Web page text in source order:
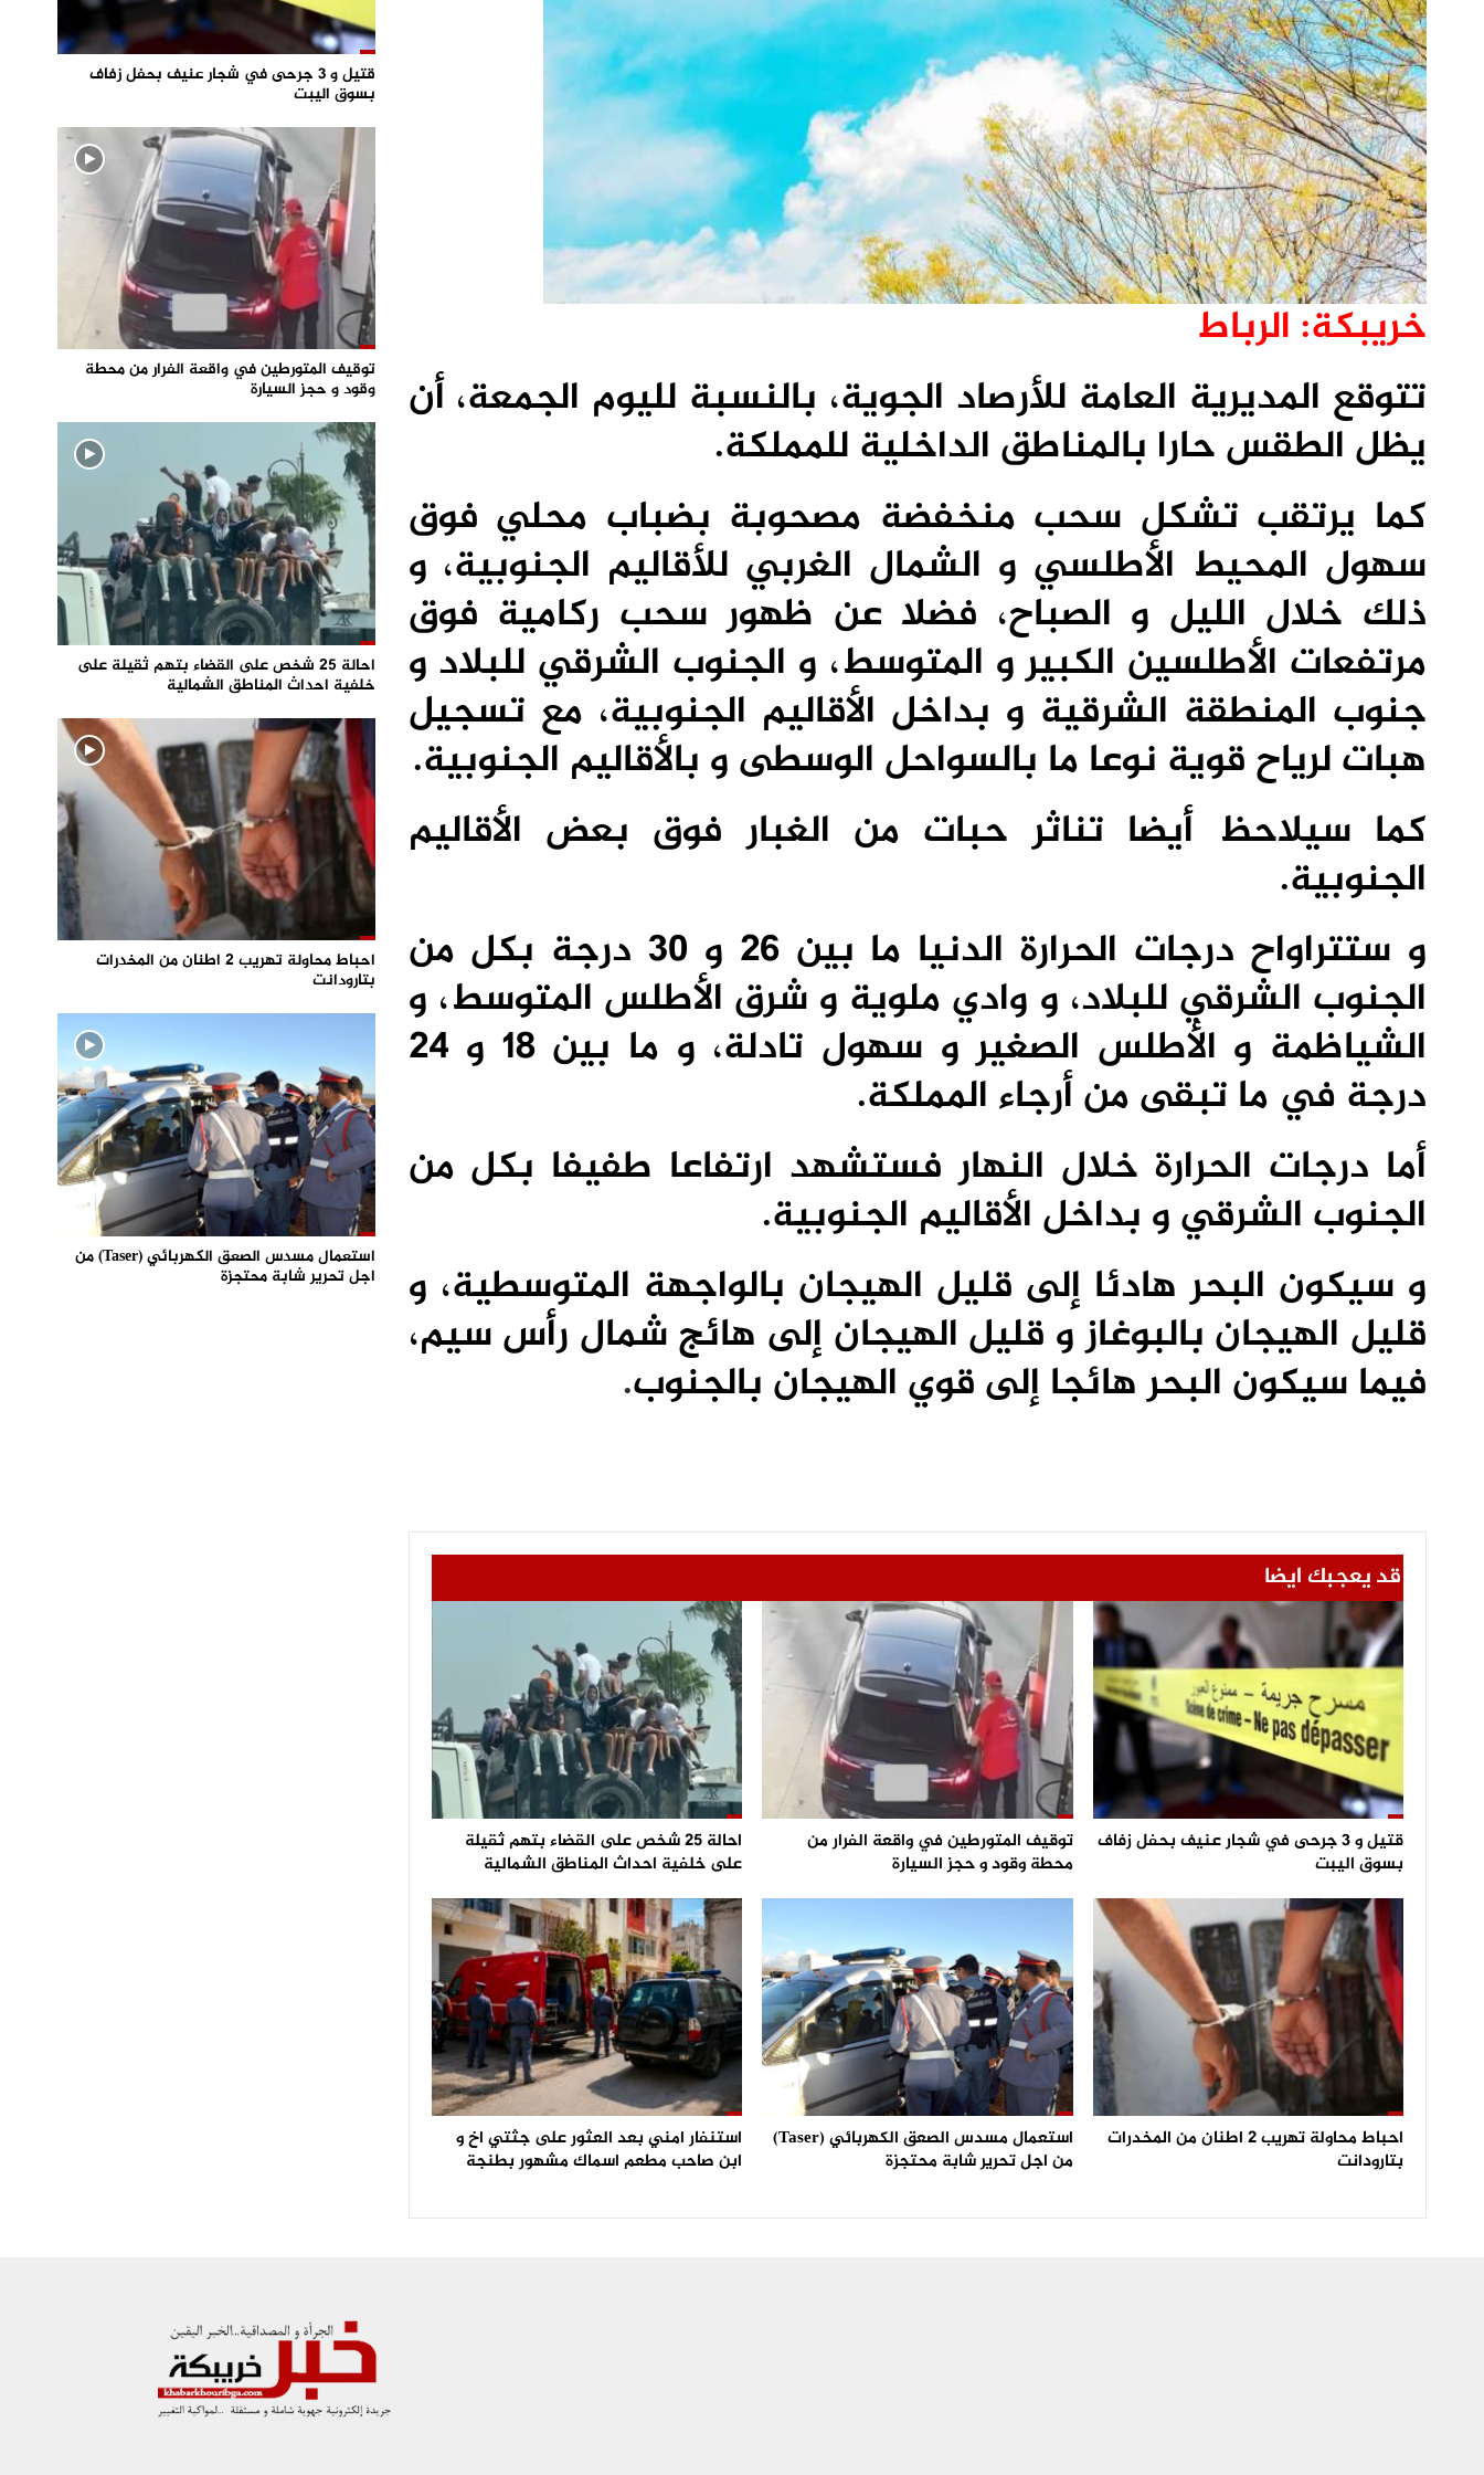
خريبكة: الرباط
تتوقع المديرية العامة للأرصاد الجوية، بالنسبة لليوم الجمعة، أن
يظل الطقس حارا بالمناطق الداخلية للمملكة.
كما يرتقب تشكل سحب منخفضة مصحوبة بضباب محلي فوق
سهول المحيط الأطلسي و الشمال الغربي للأقاليم الجنوبية، و
ذلك خلال الليل و الصباح، فضلا عن ظهور سحب ركامية فوق
مرتفعات الأطلسين الكبير و المتوسط، و الجنوب الشرقي للبلاد و
جنوب المنطقة الشرقية و بداخل الأقاليم الجنوبية، مع تسجيل
هبات لرياح قوية نوعا ما بالسواحل الوسطى و بالأقاليم الجنوبية.
كما سيلاحظ أيضا تناثر حبات من الغبار فوق بعض الأقاليم
الجنوبية.
و ستتراواح درجات الحرارة الدنيا ما بين 26 و 30 درجة بكل من
الجنوب الشرقي للبلاد، و وادي ملوية و شرق الأطلس المتوسط، و
الشياظمة و الأطلس الصغير و سهول تادلة، و ما بين 18 و 24
درجة في ما تبقى من أرجاء المملكة.
أما درجات الحرارة خلال النهار فستشهد ارتفاعا طفيفا بكل من
الجنوب الشرقي و بداخل الأقاليم الجنوبية.
و سيكون البحر هادئا إلى قليل الهيجان بالواجهة المتوسطية، و
قليل الهيجان بالبوغاز و قليل الهيجان إلى هائج شمال رأس سيم،
فيما سيكون البحر هائجا إلى قوي الهيجان بالجنوب.
قد يعجبك ايضا
قتيل و 3 جرحى في شجار عنيف بحفل زفاف
بسوق اليبت
توقيف المتورطين في واقعة الفرار من
محطة وقود و حجز السيارة
احالة 25 شخص على القضاء بتهم ثقيلة
على خلفية احداث المناطق الشمالية
احباط محاولة تهريب 2 اطنان من المخدرات
بتارودانت
استعمال مسدس الصعق الكهربائي (Taser)
من اجل تحرير شابة محتجزة
استنفار امني بعد العثور على جثتي اخ و
ابن صاحب مطعم اسماك مشهور بطنجة
قتيل و 3 جرحى في شجار عنيف بحفل زفاف
بسوق اليبت
توقيف المتورطين في واقعة الفرار من محطة
وقود و حجز السيارة
احالة 25 شخص على القضاء بتهم ثقيلة على
خلفية احداث المناطق الشمالية
احباط محاولة تهريب 2 اطنان من المخدرات
بتارودانت
استعمال مسدس الصعق الكهربائي (Taser) من
اجل تحرير شابة محتجزة